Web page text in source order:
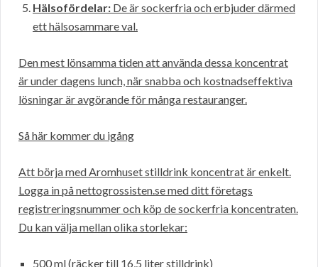
Hälsofördelar: De är sockerfria och erbjuder därmed
ett hälsosammare val.
Den mest lönsamma tiden att använda dessa koncentrat
är under dagens lunch, när snabba och kostnadseffektiva
lösningar är avgörande för många restauranger.
Så här kommer du igång
Att börja med Aromhuset stilldrink koncentrat är enkelt.
Logga in på nettogrossisten.se med ditt företags
registreringsnummer och köp de sockerfria koncentraten.
Du kan välja mellan olika storlekar:
500 ml (räcker till 16,5 liter stilldrink)